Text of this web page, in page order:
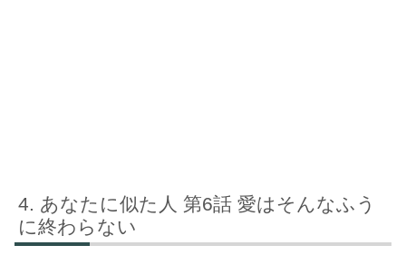
あなたに似た人 第6話 愛はそんなふう
に終わらない